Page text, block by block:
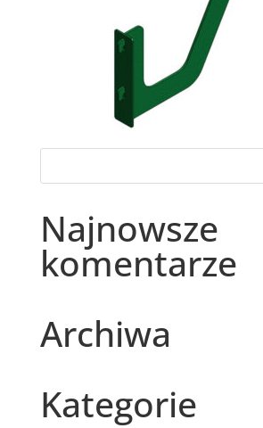
Najnowsze
komentarze
Archiwa
Kategorie